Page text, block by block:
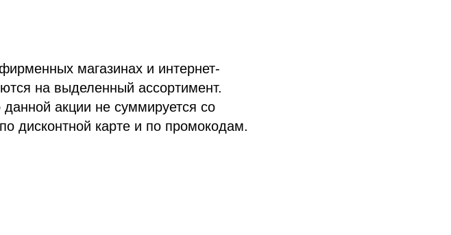
магазинах и интернет-
на выделенный ассортимент.
акции не суммируется со
дисконтной карте и по промокодам.